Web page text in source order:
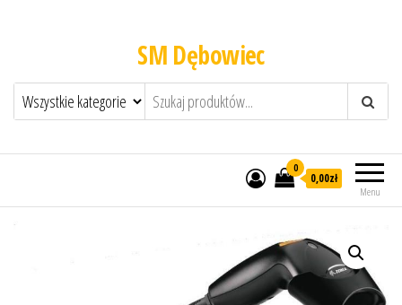
SM Dębowiec
Menu
0
0,00zł